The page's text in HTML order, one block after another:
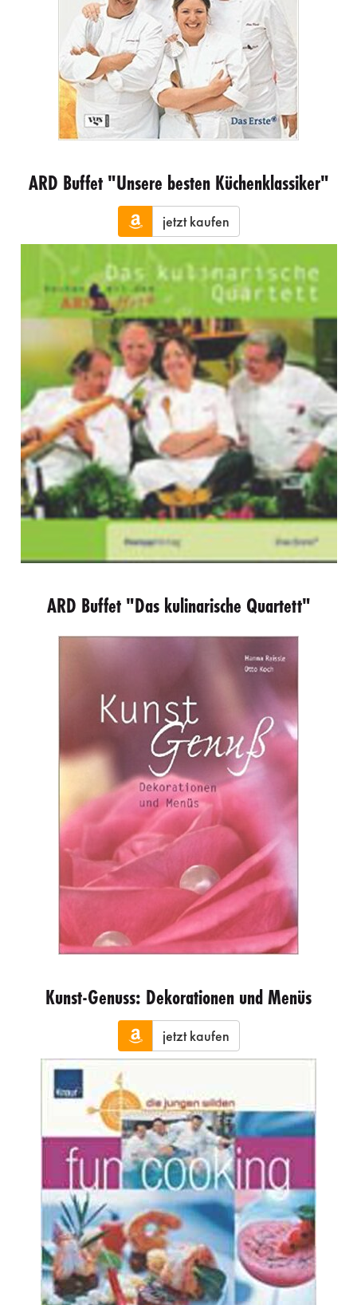
ARD Buffet "Unsere besten Küchenklassiker"
jetzt kaufen
ARD Buffet "Das kulinarische Quartett"
Kunst-Genuss: Dekorationen und Menüs
jetzt kaufen